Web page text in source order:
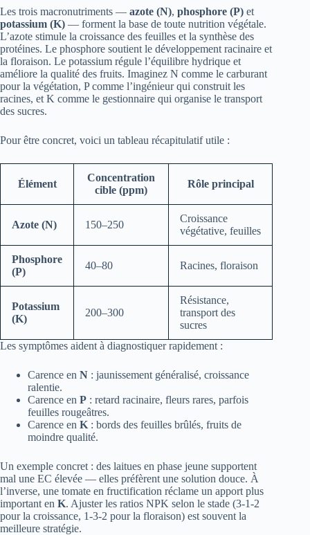
Les trois macronutriments — azote (N), phosphore (P) et
potassium (K) — forment la base de toute nutrition végétale.
L’azote stimule la croissance des feuilles et la synthèse des
protéines. Le phosphore soutient le développement racinaire et
la floraison. Le potassium régule l’équilibre hydrique et
améliore la qualité des fruits. Imaginez N comme le carburant
pour la végétation, P comme l’ingénieur qui construit les
racines, et K comme le gestionnaire qui organise le transport
des sucres.
Pour être concret, voici un tableau récapitulatif utile :
Élément
Concentration
cible (ppm)
Rôle principal
Azote (N) 150–250
Croissance
végétative, feuilles
Phosphore
(P)
40–80 Racines, floraison
Potassium
(K)
200–300
Résistance,
transport des
sucres
Les symptômes aident à diagnostiquer rapidement :
Carence en N : jaunissement généralisé, croissance
ralentie.
Carence en P : retard racinaire, fleurs rares, parfois
feuilles rougeâtres.
Carence en K : bords des feuilles brûlés, fruits de
moindre qualité.
Un exemple concret : des laitues en phase jeune supportent
mal une EC élevée — elles préfèrent une solution douce. À
l’inverse, une tomate en fructification réclame un apport plus
important en K. Ajuster les ratios NPK selon le stade (3-1-2
pour la croissance, 1-3-2 pour la floraison) est souvent la
meilleure stratégie.